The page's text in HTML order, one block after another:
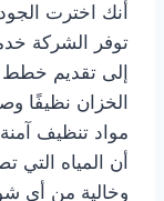
أنك اخترت
توفر الشركة
إلى تقديم
الخزان نظيفًا
مواد تنظيف
أن المياه التي
وخالية من أي